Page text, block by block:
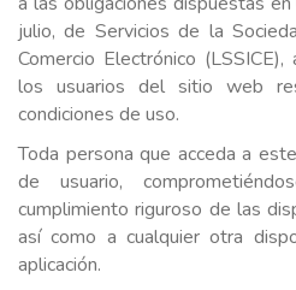
julio, de Servicios de la
Comercio Electrónico
los usuarios del sitio web
condiciones de uso.
Toda persona que acceda a
de usuario,
cumplimiento riguroso de las
así como a cualquier otra
aplicación.